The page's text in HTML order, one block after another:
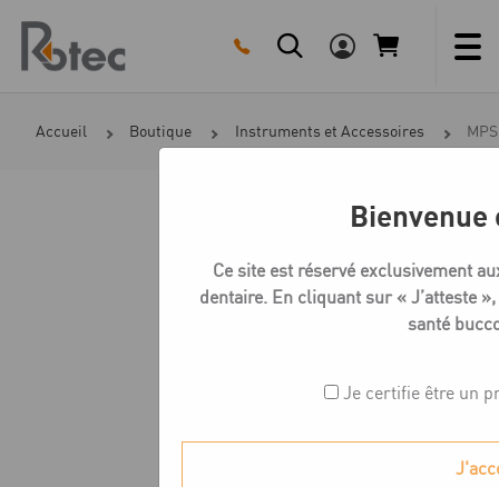
content
Accueil Boutique Instruments et Accessoires
Bienvenue
Ce site est réservé exclusivement
dentaire. En cliquant sur « J’atteste
santé
Je certifie être un